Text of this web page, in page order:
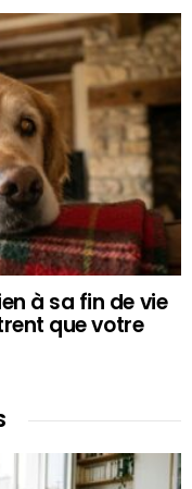
à sa fin de vie
que votre